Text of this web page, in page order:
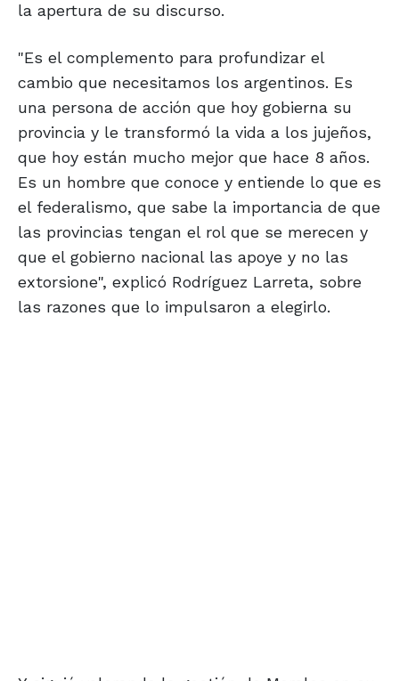
la apertura de su discurso.
"Es el complemento para profundizar el
cambio que necesitamos los argentinos. Es
una persona de acción que hoy gobierna su
provincia y le transformó la vida a los jujeños,
que hoy están mucho mejor que hace 8 años.
Es un hombre que conoce y entiende lo que es
el federalismo, que sabe la importancia de que
las provincias tengan el rol que se merecen y
que el gobierno nacional las apoye y no las
extorsione", explicó Rodríguez Larreta, sobre
las razones que lo impulsaron a elegirlo.